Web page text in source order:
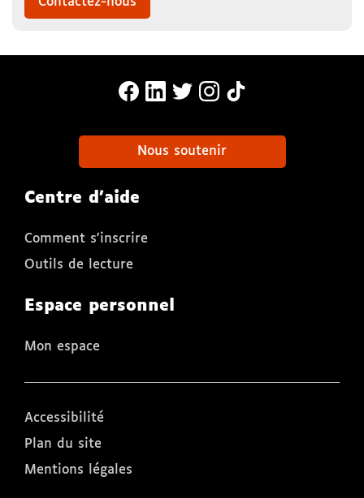
MonaLira Sur Facebook (nouvelle
MonaLira Sur Linkedin
MonaLira Sur Twitter
MonaLira Sur
Nous soutenir
Centre d'aide
Comment s'inscrire
Outils de lecture
Espace personnel
Mon espace
Accessibilité
Plan du site
Mentions légales